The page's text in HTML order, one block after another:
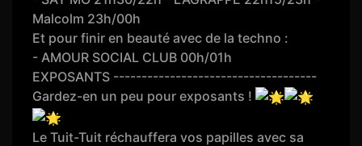
Malcolm 23h/00h
Et pour finir en beauté avec de la techno :
- AMOUR SOCIAL CLUB 00h/01h
EXPOSANTS ------------------------------------
Gardez-en un peu pour exposants !
Le Tuit-Tuit réchauffera vos papilles avec sa